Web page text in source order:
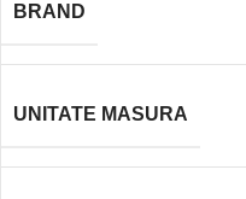
BRAND
UNITATE MASURA